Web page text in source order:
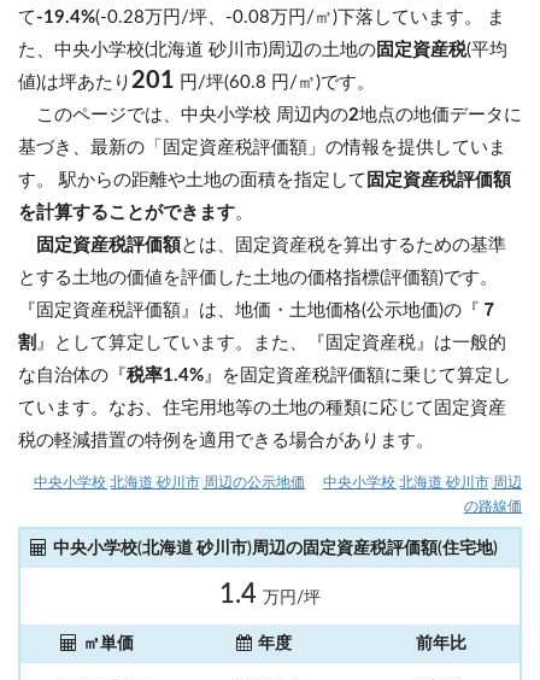
て-19.4%(-0.28万円/坪、-0.08万円/㎡)下落しています。
ま
た、中央小学校(北海道 砂川市)周辺の土地の 固定資産税(平均
値)は坪あたり 201 円/坪(60.8 円/㎡)です。
このページでは、中央小学校 周辺内の2地点の地価データに
基づき、最新の「固定資産税評価額」の情報を提供していま
す。 駅からの距離や土地の面積を指定して 固定資産税評価額
を計算することができます。
固定資産税評価額とは、固定資産税を算出するための基準
とする土地の価値を評価した土地の価格指標(評価額)です。
『固定資産税評価額』は、地価・土地価格(公示地価)の『 ７
割 』として算定しています。また、『固定資産税』は一般的
な自治体の『税率1.4% 』を固定資産税評価額に乗じて算定し
ています。なお、住宅用地等の土地の種類に応じて固定資産
税の軽減措置の特例を適用できる場合があります。
中央小学校(北海道 砂川市)周辺の公示地価
中央小学校(北海道 砂川市)周辺
の路線価
中央小学校(北海道 砂川市)周辺の固定資産税評価額(住宅地)
1.4 万円/坪
㎡単価 年度 前年比